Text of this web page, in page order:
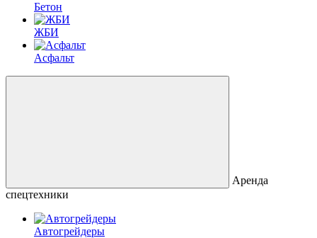
Бетон
ЖБИ
Асфальт
Аренда
спецтехники
Автогрейдеры